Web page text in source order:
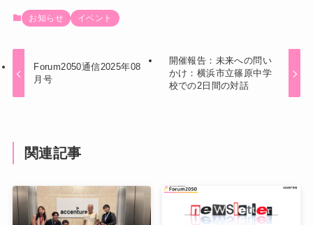
お知らせ イベント
Forum2050通信2025年08
月号
開催報告：未来への問い
かけ：横浜市立篠原中学
校での2日間の対話
関連記事